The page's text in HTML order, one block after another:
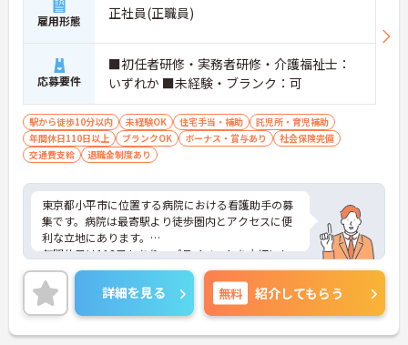
雇用形態 正社員(正職員)
応募要件
■初任者研修・実務者研修・介護福祉士：
いずれか ■未経験・ブランク：可
駅から徒歩10分以内 未経験OK 住宅手当・補助
託児所・育児補助
年間休日110日以上
ブランクOK ボーナス・賞与あり
社会保険完備
交通費支給
退職金制度あり
東京都小平市に位置する病院における看護助手の募
集です。病院は最寄駅より徒歩圏内とアクセスに便
利な立地にあります。
年間休日は113日もあり、プライベートを大切にし
ながらご勤務いただけます。また、研修制度があ
り、業務に不安がある方でも安心してご勤務いただ
けます。
ご興味のある方には、面接対策ポイントなど、さら
に詳細をご案内しますのでお気軽にご相談くださ
詳細を見る 無料 紹介してもらう